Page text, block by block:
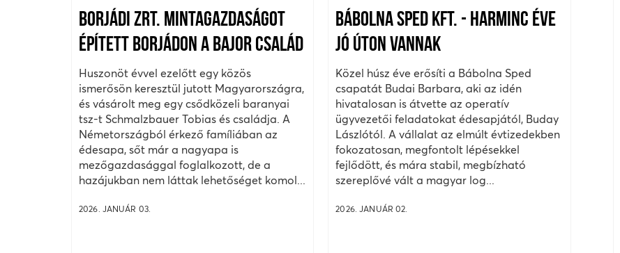
BORJÁDI ZRT. MINTAGAZDASÁGOT
ÉPÍTETT BORJÁDON A BAJOR CSALÁD
Huszonöt évvel ezelőtt egy közös
ismerősön keresztül jutott Magyarországra,
és vásárolt meg egy csődközeli baranyai
tsz-t Schmalzbauer Tobias és családja. A
Németországból érkező famíliában az
édesapa, sőt már a nagyapa is
mezőgazdasággal foglalkozott, de a
hazájukban nem láttak lehetőséget komol...
2026. JANUÁR 03.
BÁBOLNA SPED KFT. - HARMINC ÉVE
JÓ ÚTON VANNAK
Közel húsz éve erősíti a Bábolna Sped
csapatát Budai Barbara, aki az idén
hivatalosan is átvette az operatív
ügyvezetői feladatokat édesapjától, Buday
Lászlótól. A vállalat az elmúlt évtizedekben
fokozatosan, megfontolt lépésekkel
fejlődött, és mára stabil, megbízható
szereplővé vált a magyar log...
2026. JANUÁR 02.